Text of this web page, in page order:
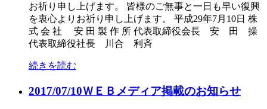
お祈り申し上げます。 皆様のご無事と一日も早い復興
を衷心よりお祈り申し上げます。 平成29年7月10日 株
式 会 社 安 田 製 作 所 代表取締役会長 安 田 操
代表取締役社長 川合 利斉
続きを読む
2017/07/10ＷＥＢメディア掲載のお知らせ